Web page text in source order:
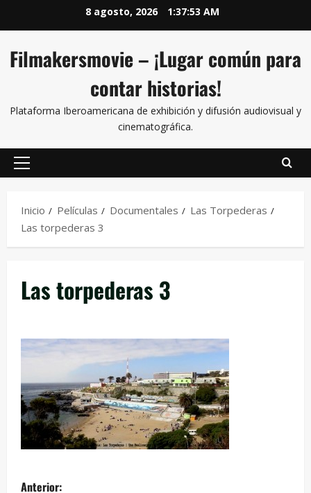
8 agosto, 2026 1:37:54 AM
Filmakersmovie – ¡Lugar común para
contar historias!
Plataforma Iberoamericana de exhibición y difusión audiovisual y
cinematográfica.
Inicio Películas Documentales
Las Torpederas
Las torpederas 3
Las torpederas 3
Anterior: